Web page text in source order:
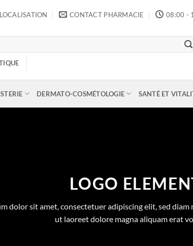
LOCALISATION CONTACT PHARMACIE 08:00 -
DERMATO-COSMÉTOLOGIE SANTÉ ET
LOGO
dolor sit amet, consectetuer adipiscing elit, sed
ut laoreet dolore magna aliquam erat